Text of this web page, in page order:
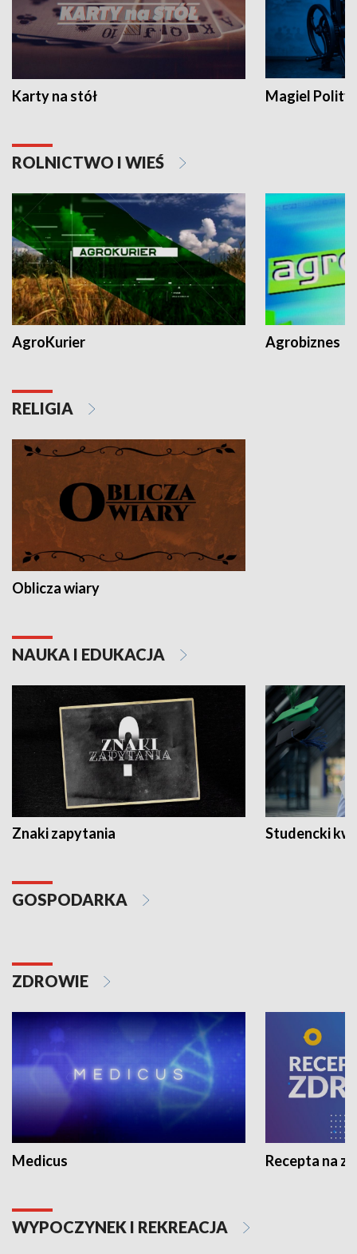
Karty na stół Magiel
ROLNICTWO I WIEŚ
AgroKurier Agrobiznes
RELIGIA
Oblicza wiary
NAUKA I EDUKACJA
Znaki zapytania Studencki
GOSPODARKA
ZDROWIE
Medicus Recepta na
WYPOCZYNEK I REKREACJA